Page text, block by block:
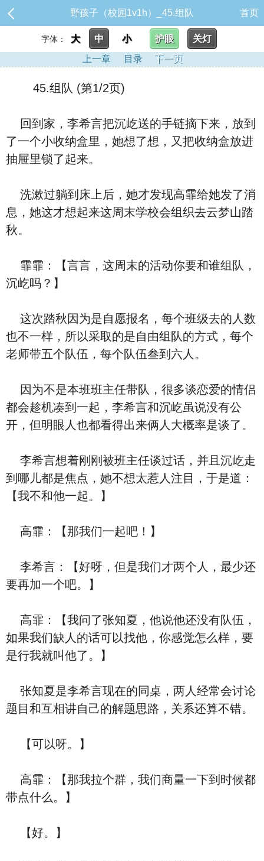
野孩子（校园1v1h）_45.组队 首页
字体： 大 中 小 护眼
关灯
上一章
目录 下一页
45.组队 (第1/2页)
回到家，李希言把沉屹送的手链摘下来，放到
了一个小收纳盒里，她想了想，又把收纳盒放进
抽屉里锁了起来。
洗漱过躺到床上后，她才发现高霏给她发了消
息，她这才想起来这周末学校会组织去云梦山踏
秋。
霏霏：【言言，这周末的活动你要和谁组队，
沉屹吗？】
这次踏秋因为是自愿报名，每个班级去的人数
也不一样，所以采取的是自由组队的方式，每个
老师带五个队伍，每个队伍叁到六人。
因为不是本班班主任带队，很多谈恋爱的情侣
都会趁机凑到一起，李希言和沉屹虽说没有公
开，但明眼人也都看得出来俩人大概率是谈了。
李希言想着刚刚被班主任谈过话，并且沉屹走
到哪儿都是焦点，她不想太惹人注目，于是道：
【我不和他一起。】
高霏：【那我们一起吧！】
李希言：【好呀，但是我们才两个人，最少还
要再加一个吧。】
高霏：【我问了张知夏，他说他还没有队伍，
如果我们缺人的话可以找他，你感觉怎么样，要
是行我就叫他了。】
张知夏是李希言现在的同桌，两人经常会讨论
题目和互相讲自己的解题思路，关系还算不错。
【可以呀。】
高霏：【那我拉个群，我们商量一下到时候都
带点什么。】
【好。】